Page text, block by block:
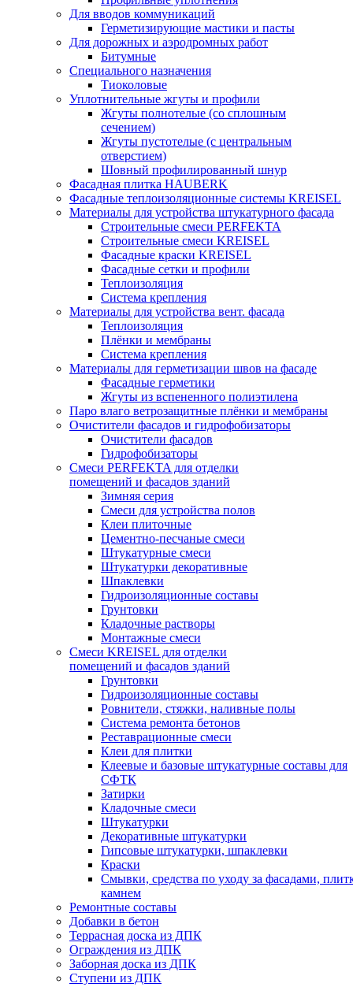
Для вводов коммуникаций
Герметизирующие мастики и пасты
Для дорожных и аэродромных работ
Битумные
Специального назначения
Тиоколовые
Уплотнительные жгуты и профили
Жгуты полнотелые (со сплошным
сечением)
Жгуты пустотелые (с центральным
отверстием)
Шовный профилированный шнур
Фасадная плитка HAUBERK
Фасадные теплоизоляционные системы KREISEL
Материалы для устройства штукатурного фасада
Строительные смеси PERFEKTA
Строительные смеси KREISEL
Фасадные краски KREISEL
Фасадные сетки и профили
Теплоизоляция
Система крепления
Материалы для устройства вент. фасада
Теплоизоляция
Плёнки и мембраны
Система крепления
Материалы для герметизации швов на фасаде
Фасадные герметики
Жгуты из вспененного полиэтилена
Паро влаго ветрозащитные плёнки и мембраны
Очистители фасадов и гидрофобизаторы
Очистители фасадов
Гидрофобизаторы
Смеси PERFEKTA для отделки
помещений и фасадов зданий
Зимняя серия
Смеси для устройства полов
Клеи плиточные
Цементно-песчаные смеси
Штукатурные смеси
Штукатурки декоративные
Шпаклевки
Гидроизоляционные составы
Грунтовки
Кладочные растворы
Монтажные смеси
Смеси KREISEL для отделки
помещений и фасадов зданий
Грунтовки
Гидроизоляционные составы
Ровнители, стяжки, наливные полы
Cистема ремонта бетонов
Реставрационные смеси
Клеи для плитки
Клеевые и базовые штукатурные составы для
СФТК
Затирки
Кладочные смеси
Штукатурки
Декоративные штукатурки
Гипсовые штукатурки, шпаклевки
Краски
Смывки, средства по уходу за фасадами,
камнем
Ремонтные составы
Добавки в бетон
Террасная доска из ДПК
Ограждения из ДПК
Заборная доска из ДПК
Ступени из ДПК